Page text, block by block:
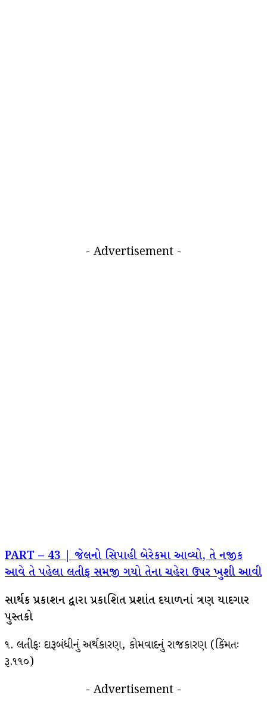
- Advertisement -
PART – 43 | જેલનો સિપાહી બેરેકમા આવ્યો, તે નજીક
આવે તે પહેલા લતીફ સમજી ગયો તેના ચહેરા ઉપર ખુશી આવી
સાર્થક પ્રકાશન દ્વારા પ્રકાશિત પ્રશાંત દયાળનાં ત્રણ યાદગાર
પુસ્તકો
૧. લતીફઃ દારૂબંધીનું અર્થકારણ, કોમવાદનું રાજકારણ (કિંમતઃ
રૂ.૧૧૦)
- Advertisement -